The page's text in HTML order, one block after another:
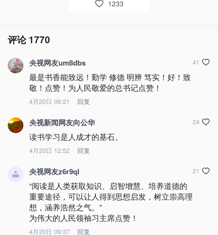
1233
评论1770
央视网友um8dbs
最是书香能致远！勤学 修德 明辨 笃实！好！致
敬！点赞！为人民敬爱的总书记点赞！
4月20日 09:21 回复
41
央视新闻网友向公华
读书学习是人成才的基石。
4月20日 12:52 回复
24
央视网友z6r9ql
“阅读是人类获取知识、启智增慧、培养道德的
重要途径，可以让人得到思想启发，树立崇高理
想，涵养浩然之气。”
为伟大的人民领袖习主席点赞！
4月20日 09:37 回复
21